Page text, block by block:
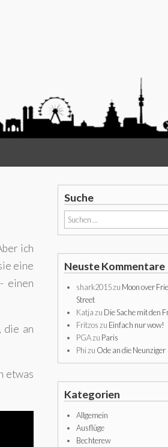
ich
eine
einen
die an
etwas
Suche
Suchen
nach:
Neuste Kommentare
shark2015zu Moon over
Street
Katjazu Die Sache mit den
Fritzoszu Einfach nur wow!
PGAzu Paris
Phizu Ode an die Neunziger
Kategorien
Allgemein
Ausflüge
Bechterew